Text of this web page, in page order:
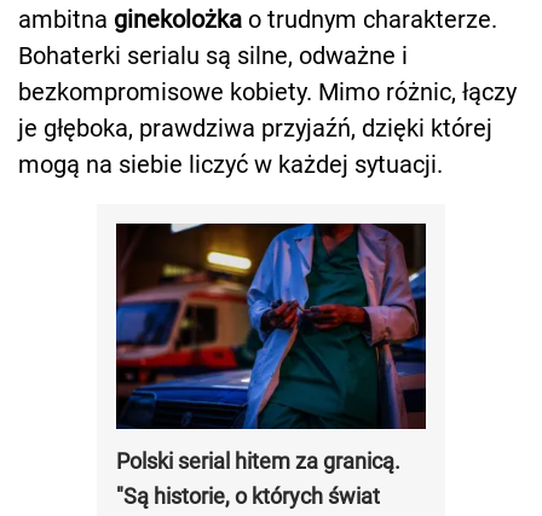
ambitna ginekolożka o trudnym charakterze.
Bohaterki serialu są silne, odważne i
bezkompromisowe kobiety. Mimo różnic, łączy
je głęboka, prawdziwa przyjaźń, dzięki której
mogą na siebie liczyć w każdej sytuacji.
Polski serial hitem za granicą.
"Są historie, o których świat